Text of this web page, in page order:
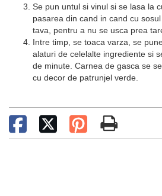
Se pun untul si vinul si se lasa la
pasarea din cand in cand cu
tava, pentru a nu se usca prea
Intre timp, se toaca varza, se
alaturi de celelalte ingrediente si
de minute. Carnea de gasca se
cu decor de patrunjel verde.